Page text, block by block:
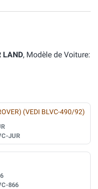
LAND, Modèle de Voiture:
(VEDI BLVC-490/92)
JUR
866